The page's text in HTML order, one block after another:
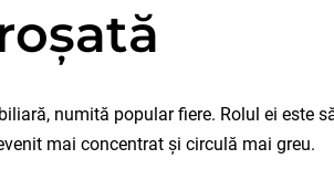
numită popular fiere. Rolul ei este
mai concentrat și circulă mai greu.